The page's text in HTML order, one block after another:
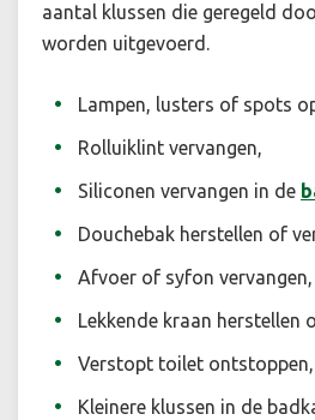
aantal klussen die geregeld
worden uitgevoerd.
Lampen, lusters of spots
Rolluiklint vervangen,
Siliconen vervangen in de
Douchebak herstellen of
Afvoer of syfon vervangen,
Lekkende kraan herstellen
Verstopt toilet ontstoppen,
Kleinere klussen in de